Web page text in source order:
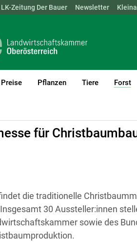
BGLD KTN NÖ OÖ SBG
LK-Zeitung Der Bauer Newsletter
Pflanzen Tiere Forst
für
die traditionelle
30 Aussteller:innen
sowie des